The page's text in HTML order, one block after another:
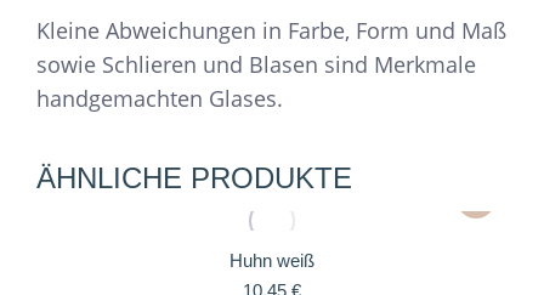
Kleine Abweichungen in Farbe, Form und Maß
sowie Schlieren und Blasen sind Merkmale
handgemachten Glases.
ÄHNLICHE PRODUKTE
Huhn weiß
10,45 €